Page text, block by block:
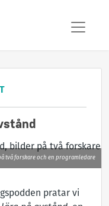
två forskare och en programledare
pratar vi